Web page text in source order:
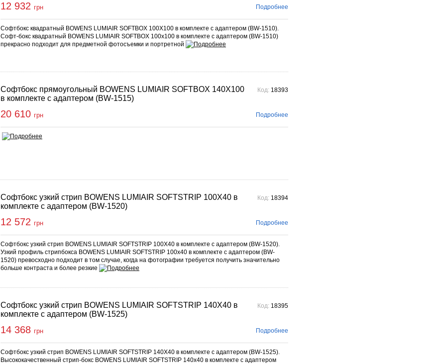
12 932 грн Подробнее
Софтбокс квадратный BOWENS LUMIAIR SOFTBOX 100X100 в комплекте с адаптером (BW-1510).
Софт-бокс квадратный BOWENS LUMIAIR SOFTBOX 100x100 в комплекте с адаптером (BW-1510)
прекрасно подходит для предметной фотосъемки и портретной
Софтбокс прямоугольный BOWENS LUMIAIR SOFTBOX 140X100
в комплекте с адаптером (BW-1515)
Код: 18393
20 610 грн Подробнее
Софтбокс узкий стрип BOWENS LUMIAIR SOFTSTRIP 100X40 в
комплекте с адаптером (BW-1520)
Код: 18394
12 572 грн Подробнее
Софтбокс узкий стрип BOWENS LUMIAIR SOFTSTRIP 100X40 в комплекте с адаптером (BW-1520).
Узкий профиль стрипбокса BOWENS LUMIAIR SOFTSTRIP 100x40 в комплекте с адаптером (BW-
1520) превосходно подходит в том случае, когда на фотографии требуется получить значительно
больше контраста и более резкие
Софтбокс узкий стрип BOWENS LUMIAIR SOFTSTRIP 140X40 в
комплекте с адаптером (BW-1525)
Код: 18395
14 368 грн Подробнее
Софтбокс узкий стрип BOWENS LUMIAIR SOFTSTRIP 140X40 в комплекте с адаптером (BW-1525).
Высококачественный стрип-бокс BOWENS LUMIAIR SOFTSTRIP 140x40 в комплекте с адаптером